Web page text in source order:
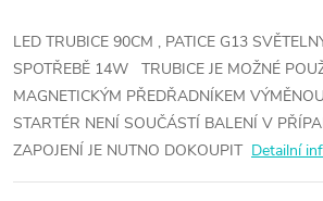
LED TRUBICE 90CM , PATICE G13
SPOTŘEBĚ 14W
TRUBICE JE MOŽNÉ
MAGNETICKÝM PŘEDŘADNÍKEM
STARTÉR NENÍ SOUČÁSTÍ BALENÍ V
ZAPOJENÍ JE NUTNO DOKOUPIT Detailní